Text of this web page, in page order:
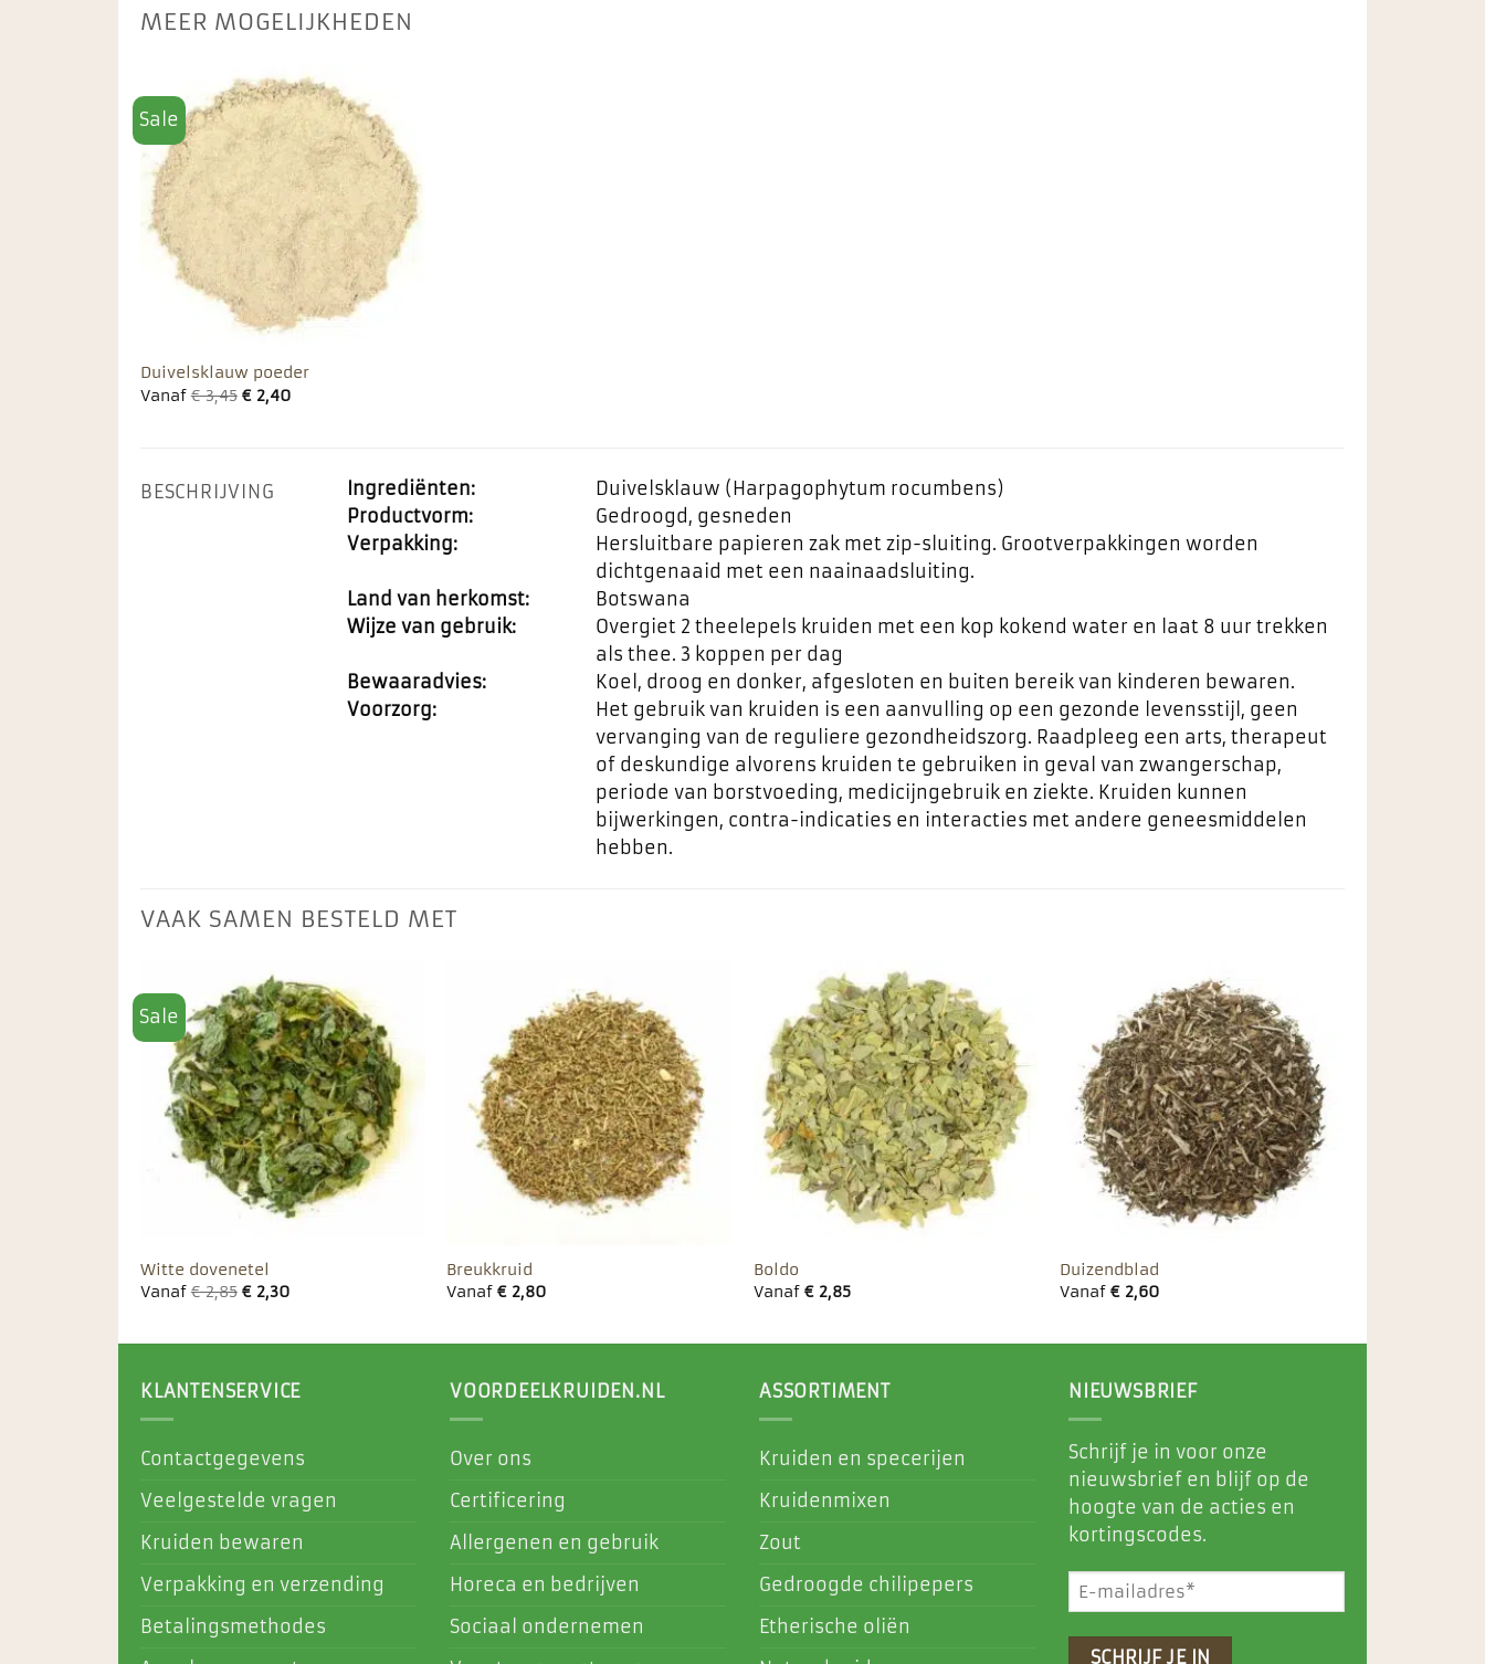
MEER MOGELIJKHEDEN
Sale
Toevoegen
aan
favorieten
Duivelsklauw poeder
Vanaf€3,45 €2,40
BESCHRIJVING Ingrediënten:
Duivelsklauw (Harpagophytum rocumbens)
Productvorm:
Gedroogd, gesneden
Verpakking:
Hersluitbare papieren zak met zip-sluiting. Grootverpakkingen worden
dichtgenaaid met een naainaadsluiting.
Land van herkomst:
Botswana
Wijze van gebruik:
Overgiet 2 theelepels kruiden met een kop kokend water en laat 8 uur trekken
als thee. 3 koppen per dag
Bewaaradvies:
Koel, droog en donker, afgesloten en buiten bereik van kinderen bewaren.
Voorzorg:
Het gebruik van kruiden is een aanvulling op een gezonde levensstijl, geen
vervanging van de reguliere gezondheidszorg. Raadpleeg een arts, therapeut
of deskundige alvorens kruiden te gebruiken in geval van zwangerschap,
periode van borstvoeding, medicijngebruik en ziekte. Kruiden kunnen
bijwerkingen, contra-indicaties en interacties met andere geneesmiddelen
hebben.
VAAK SAMEN BESTELD MET
Sale
Toevoegen
aan
favorieten
Witte dovenetel
Vanaf€2,85 €2,30
Toevoegen
aan
favorieten
Breukkruid
Vanaf€2,80
Toevoegen
aan
favorieten
Boldo
Vanaf €2,85
Toevoegen
aan
favorieten
Duizendblad
Vanaf€2,60
KLANTENSERVICE
Contactgegevens
Veelgestelde vragen
Kruiden bewaren
Verpakking en verzending
Betalingsmethodes
VOORDEELKRUIDEN.NL
Over ons
Certificering
Allergenen en gebruik
Horeca en bedrijven
Sociaal ondernemen
ASSORTIMENT
Kruiden en specerijen
Kruidenmixen
Zout
Gedroogde chilipepers
Etherische oliën
NIEUWSBRIEF
Schrijf je in voor onze
nieuwsbrief en blijf op de
hoogte van de acties en
kortingscodes.
E-
mailadres
(Vereist)